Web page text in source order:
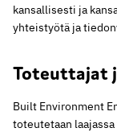
kansallisesti ja
yhteistyötä ja
Toteuttajat
Built Environment
toteutetaan